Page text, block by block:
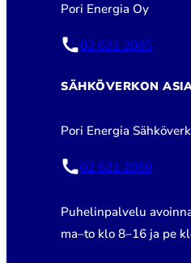
Pori Energia Oy
02 621 2085
SÄHKÖVERKON
Pori Energia
02 621 2050
Puhelinpalvelu
ma–to klo 8–16 ja pe